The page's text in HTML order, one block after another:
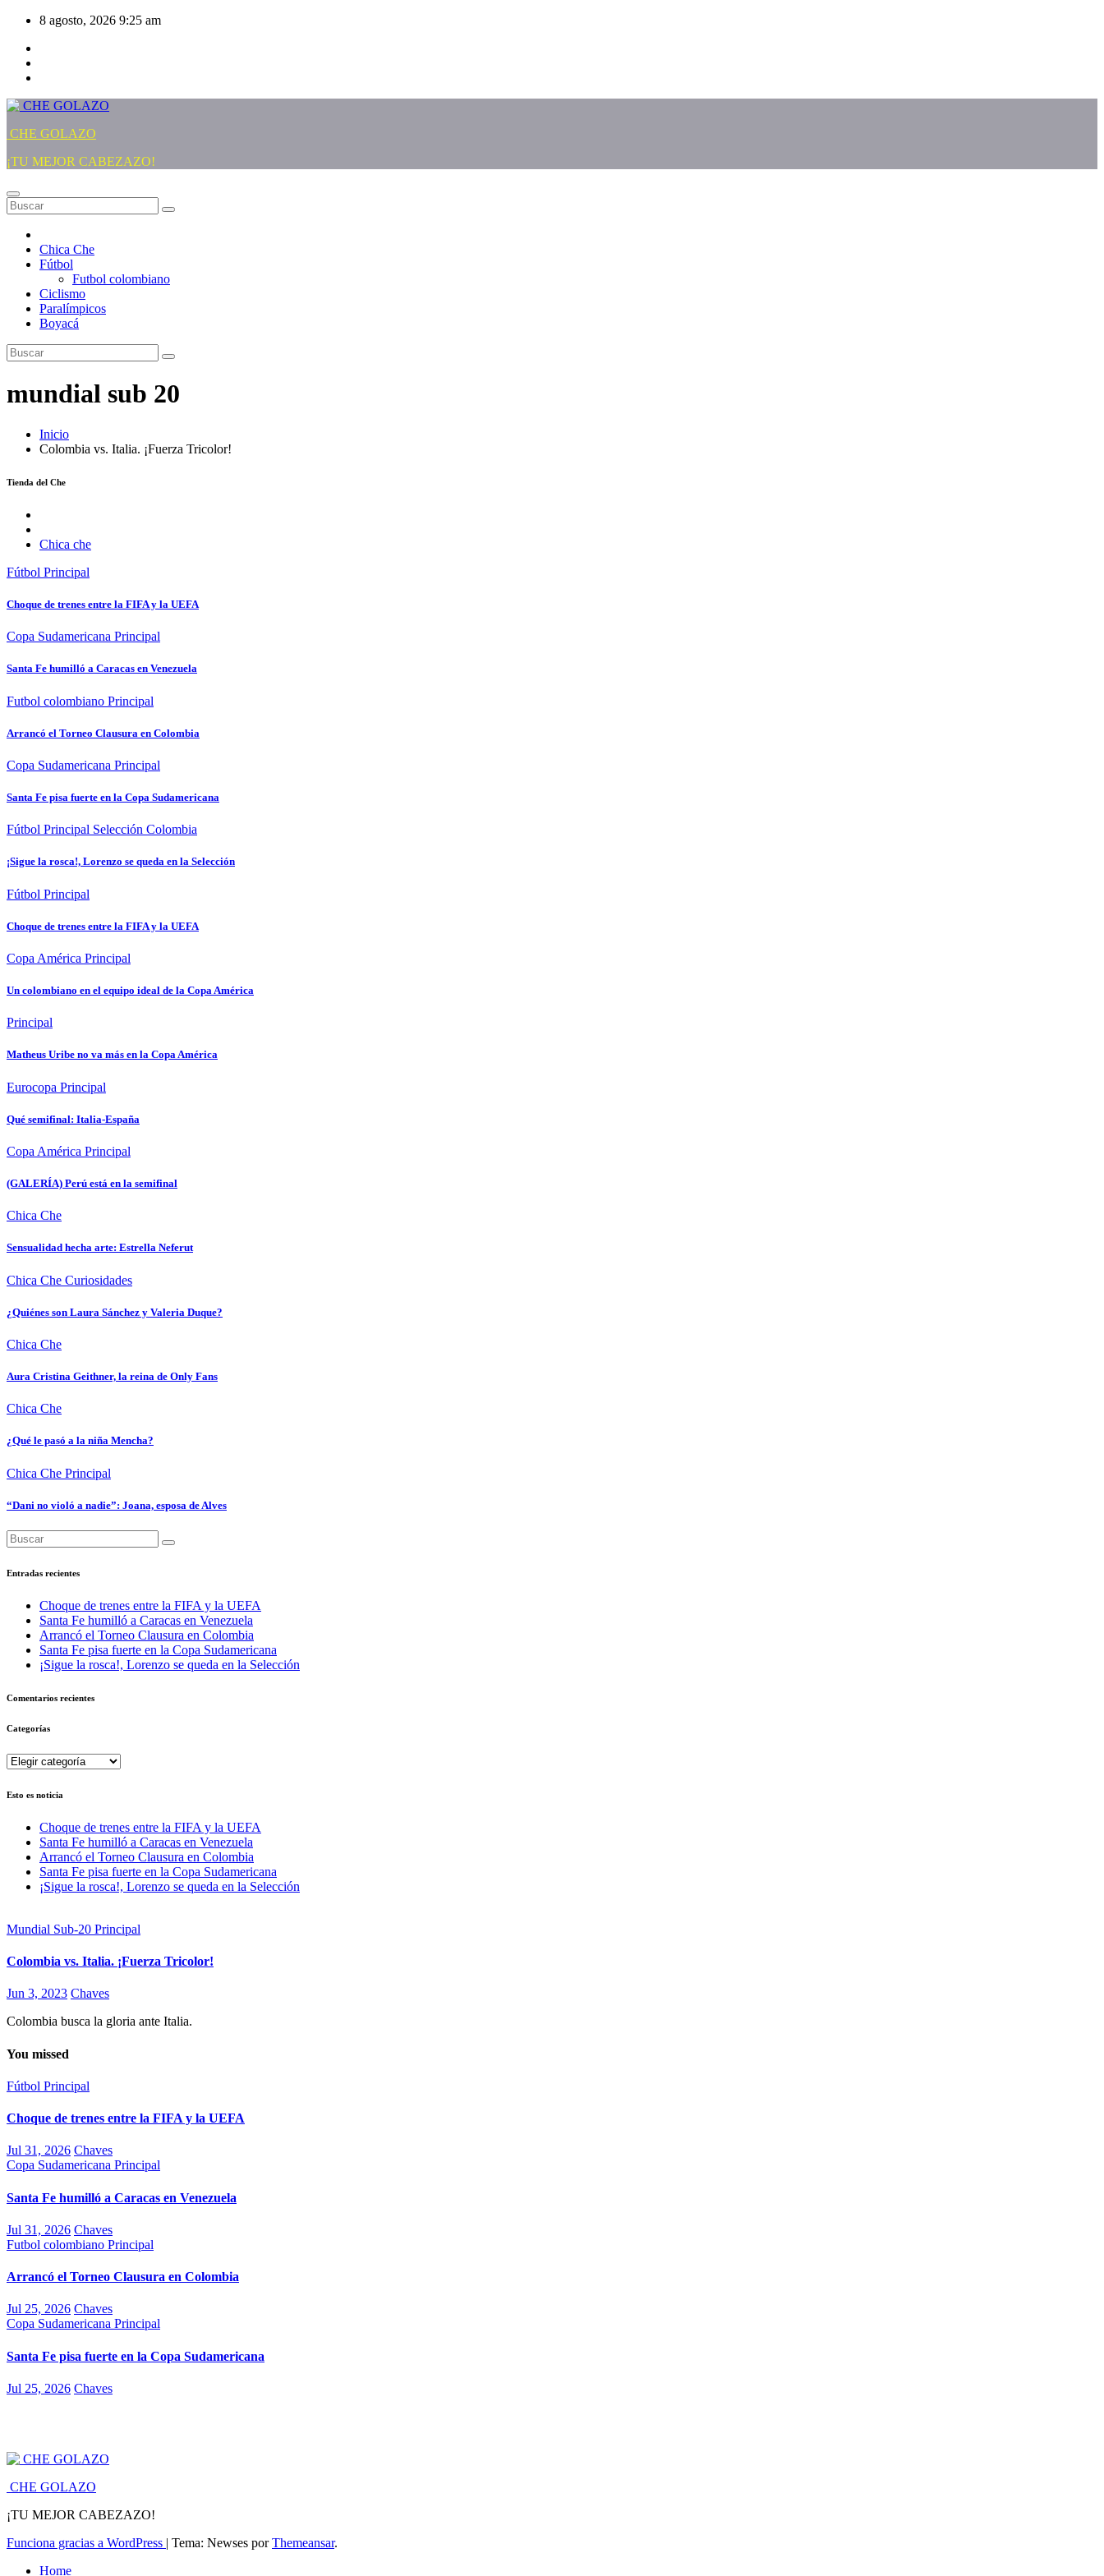
Saltar
contenido
8 agosto, 2026 9:25 am
CHE GOLAZO
¡TU MEJOR CABEZAZO!
Chica Che
Fútbol
Futbol colombiano
Ciclismo
Paralímpicos
Boyacá
mundial sub 20
Inicio
Colombia vs. Italia. ¡Fuerza Tricolor!
Tienda del Che
Chica che
Fútbol Principal
Choque de trenes entre la FIFA y la UEFA
Copa Sudamericana Principal
Santa Fe humilló a Caracas en Venezuela
Futbol colombiano Principal
Arrancó el Torneo Clausura en Colombia
Copa Sudamericana Principal
Santa Fe pisa fuerte en la Copa Sudamericana
Fútbol Principal Selección Colombia
¡Sigue la rosca!, Lorenzo se queda en la Selección
Fútbol Principal
Choque de trenes entre la FIFA y la UEFA
Copa América Principal
Un colombiano en el equipo ideal de la Copa América
Principal
Matheus Uribe no va más en la Copa América
Eurocopa Principal
Qué semifinal: Italia-España
Copa América Principal
(GALERÍA) Perú está en la semifinal
Chica Che
Sensualidad hecha arte: Estrella Neferut
Chica Che Curiosidades
¿Quiénes son Laura Sánchez y Valeria Duque?
Chica Che
Aura Cristina Geithner, la reina de Only Fans
Chica Che
¿Qué le pasó a la niña Mencha?
Chica Che Principal
“Dani no violó a nadie”: Joana, esposa de Alves
Entradas recientes
Choque de trenes entre la FIFA y la UEFA
Santa Fe humilló a Caracas en Venezuela
Arrancó el Torneo Clausura en Colombia
Santa Fe pisa fuerte en la Copa Sudamericana
¡Sigue la rosca!, Lorenzo se queda en la Selección
Comentarios recientes
Categorías
Categorías
Esto es noticia
Choque de trenes entre la FIFA y la UEFA
Santa Fe humilló a Caracas en Venezuela
Arrancó el Torneo Clausura en Colombia
Santa Fe pisa fuerte en la Copa Sudamericana
¡Sigue la rosca!, Lorenzo se queda en la Selección
Mundial Sub-20 Principal
Colombia vs. Italia. ¡Fuerza Tricolor!
Jun 3, 2023 Chaves
Colombia busca la gloria ante Italia.
You missed
Fútbol Principal
Choque de trenes entre la FIFA y la UEFA
Jul 31, 2026 Chaves
Copa Sudamericana Principal
Santa Fe humilló a Caracas en Venezuela
Jul 31, 2026 Chaves
Futbol colombiano Principal
Arrancó el Torneo Clausura en Colombia
Jul 25, 2026 Chaves
Copa Sudamericana Principal
Santa Fe pisa fuerte en la Copa Sudamericana
Jul 25, 2026 Chaves
CHE GOLAZO
¡TU MEJOR CABEZAZO!
Funciona gracias a WordPress | Tema: Newses porThemeansar.
Home